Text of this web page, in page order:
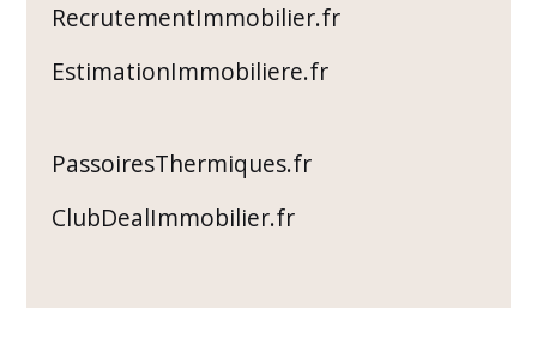
RecrutementImmobilier.fr
EstimationImmobiliere.fr
PassoiresThermiques.fr
ClubDealImmobilier.fr